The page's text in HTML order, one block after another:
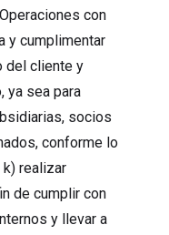
con
y cumplimentar
del cliente y
ya sea para
socios
conforme lo
realizar
de cumplir con
y llevar a